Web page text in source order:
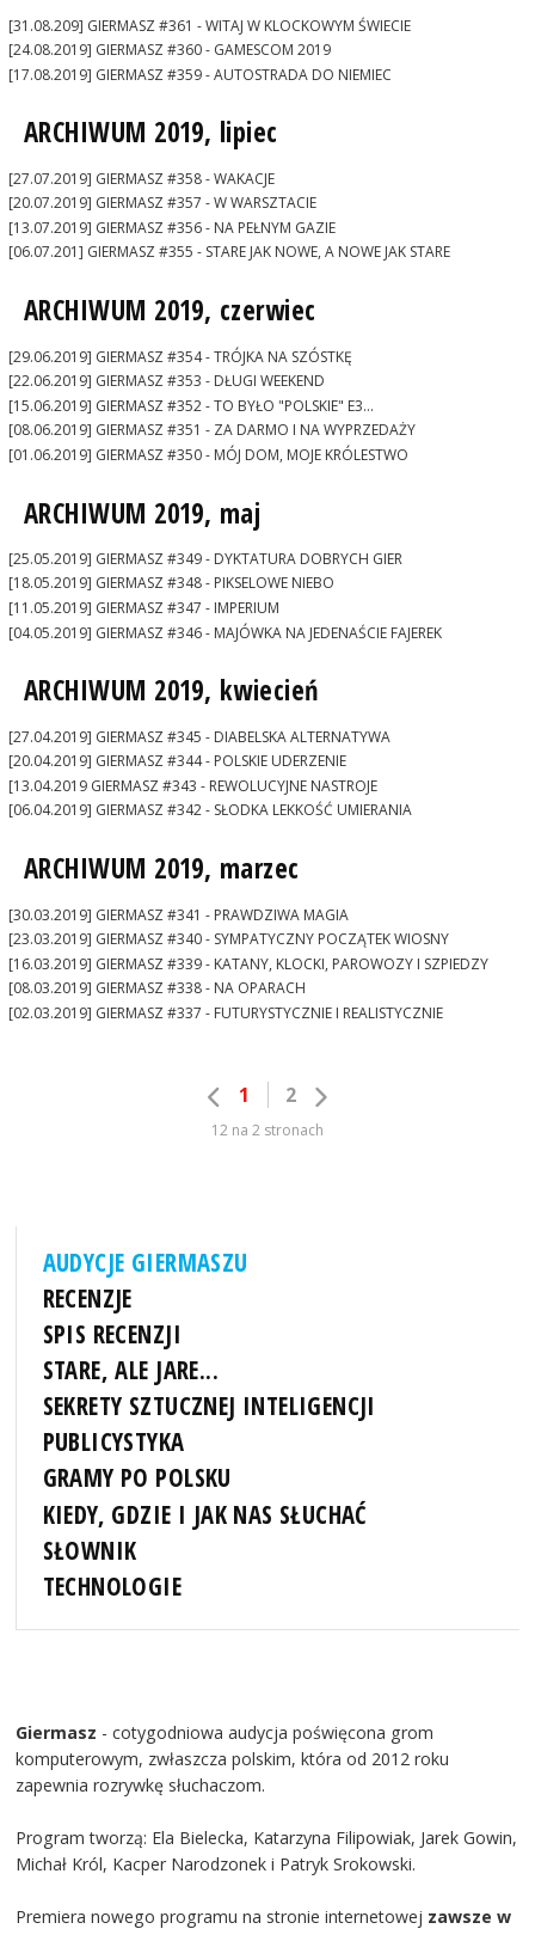
[31.08.209] GIERMASZ #361 - WITAJ W KLOCKOWYM ŚWIECIE
[24.08.2019] GIERMASZ #360 - GAMESCOM 2019
[17.08.2019] GIERMASZ #359 - AUTOSTRADA DO NIEMIEC
ARCHIWUM 2019, lipiec
[27.07.2019] GIERMASZ #358 - WAKACJE
[20.07.2019] GIERMASZ #357 - W WARSZTACIE
[13.07.2019] GIERMASZ #356 - NA PEŁNYM GAZIE
[06.07.201] GIERMASZ #355 - STARE JAK NOWE, A NOWE JAK STARE
ARCHIWUM 2019, czerwiec
[29.06.2019] GIERMASZ #354 - TRÓJKA NA SZÓSTKĘ
[22.06.2019] GIERMASZ #353 - DŁUGI WEEKEND
[15.06.2019] GIERMASZ #352 - TO BYŁO "POLSKIE" E3...
[08.06.2019] GIERMASZ #351 - ZA DARMO I NA WYPRZEDAŻY
[01.06.2019] GIERMASZ #350 - MÓJ DOM, MOJE KRÓLESTWO
ARCHIWUM 2019, maj
[25.05.2019] GIERMASZ #349 - DYKTATURA DOBRYCH GIER
[18.05.2019] GIERMASZ #348 - PIKSELOWE NIEBO
[11.05.2019] GIERMASZ #347 - IMPERIUM
[04.05.2019] GIERMASZ #346 - MAJÓWKA NA JEDENAŚCIE FAJEREK
ARCHIWUM 2019, kwiecień
[27.04.2019] GIERMASZ #345 - DIABELSKA ALTERNATYWA
[20.04.2019] GIERMASZ #344 - POLSKIE UDERZENIE
[13.04.2019 GIERMASZ #343 - REWOLUCYJNE NASTROJE
[06.04.2019] GIERMASZ #342 - SŁODKA LEKKOŚĆ UMIERANIA
ARCHIWUM 2019, marzec
[30.03.2019] GIERMASZ #341 - PRAWDZIWA MAGIA
[23.03.2019] GIERMASZ #340 - SYMPATYCZNY POCZĄTEK WIOSNY
[16.03.2019] GIERMASZ #339 - KATANY, KLOCKI, PAROWOZY I SZPIEDZY
[08.03.2019] GIERMASZ #338 - NA OPARACH
[02.03.2019] GIERMASZ #337 - FUTURYSTYCZNIE I REALISTYCZNIE
1 2
12 na 2 stronach
AUDYCJE GIERMASZU
RECENZJE
SPIS RECENZJI
STARE, ALE JARE...
SEKRETY SZTUCZNEJ INTELIGENCJI
PUBLICYSTYKA
GRAMY PO POLSKU
KIEDY, GDZIE I JAK NAS SŁUCHAĆ
SŁOWNIK
TECHNOLOGIE
Giermasz - cotygodniowa audycja poświęcona grom
komputerowym, zwłaszcza polskim, która od 2012 roku
zapewnia rozrywkę słuchaczom.
Program tworzą: Ela Bielecka, Katarzyna Filipowiak, Jarek Gowin,
Michał Król, Kacper Narodzonek i Patryk Srokowski.
Premiera nowego programu na stronie internetowej zawsze w